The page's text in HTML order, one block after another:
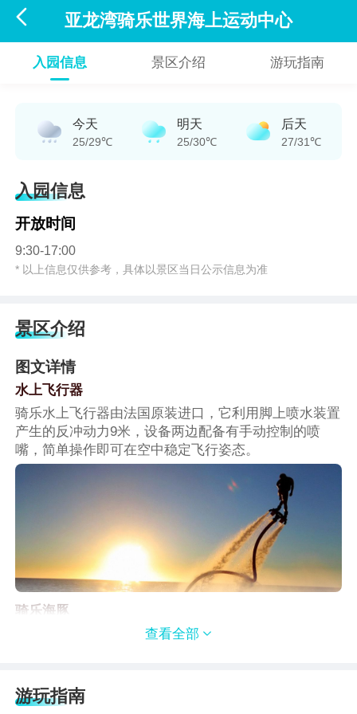
 亚龙湾骑乐世界海上运动中心
入园信息 景区介绍 游玩指南
今天
25/29℃
明天
25/30℃
后天
27/31℃
入园信息
开放时间
9:30-17:00
* 以上信息仅供参考，具体以景区当日公示信息为准
景区介绍
图文详情
水上飞行器
骑乐水上飞行器由法国原装进口，它利用脚上喷水装置
产生的反冲动力9米，设备两边配备有手动控制的喷
嘴，简单操作即可在空中稳定飞行姿态。
骑乐海豚
骑乐海豚100%德国原装引进，无论你会不会游泳，只
查看全部 
游玩指南